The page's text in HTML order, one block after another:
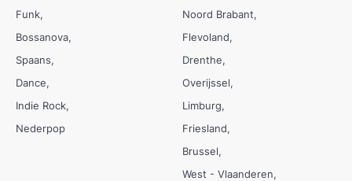
Funk
Bossanova
Spaans
Dance
Indie Rock
Nederpop
Noord Brabant
Flevoland
Drenthe
Overijssel
Limburg
Friesland
Brussel
West - Vlaanderen